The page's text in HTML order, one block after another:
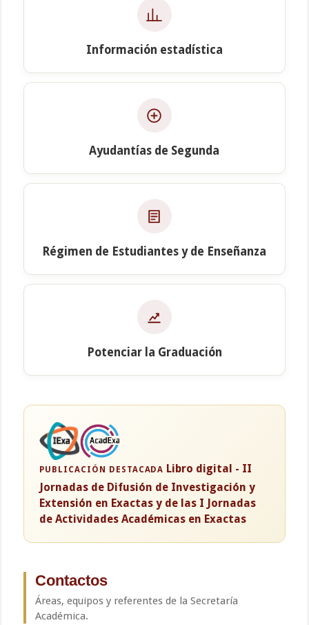
Información estadística
Ayudantías de Segunda
Régimen de Estudiantes y de Enseñanza
Potenciar la Graduación
PUBLICACIÓN DESTACADA Libro digital - II
Jornadas de Difusión de Investigación y
Extensión en Exactas y de las I Jornadas
de Actividades Académicas en Exactas
Contactos
Áreas, equipos y referentes de la Secretaría
Académica.